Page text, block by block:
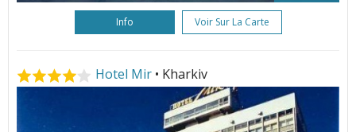
Info Voir Sur La Carte
Hotel Mir • Kharkiv